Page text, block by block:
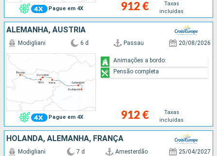
Pague em 4X 912 €
Taxas
incluídas
ALEMANHA, ÁUSTRIA
Pague em 4X
Modigliani 6 d Passau 20/08/2026
912 €
Taxas
incluídas
Animações a bordo:
Pensão completa
HOLANDA, ALEMANHA, FRANÇA
Modigliani 7 d Amesterdão 25/04/2027